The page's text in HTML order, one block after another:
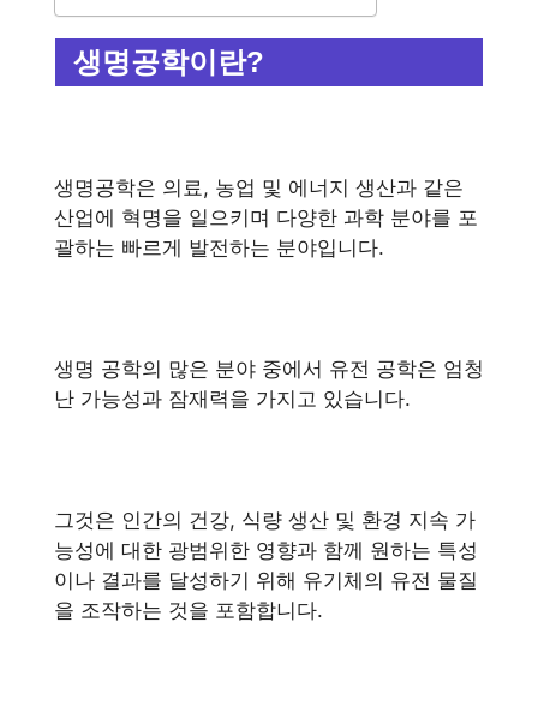
생명공학이란?
생명공학은 의료, 농업 및 에너지 생산과 같은
산업에 혁명을 일으키며 다양한 과학 분야를 포
괄하는 빠르게 발전하는 분야입니다.
생명 공학의 많은 분야 중에서 유전 공학은 엄청
난 가능성과 잠재력을 가지고 있습니다.
그것은 인간의 건강, 식량 생산 및 환경 지속 가
능성에 대한 광범위한 영향과 함께 원하는 특성
이나 결과를 달성하기 위해 유기체의 유전 물질
을 조작하는 것을 포함합니다.